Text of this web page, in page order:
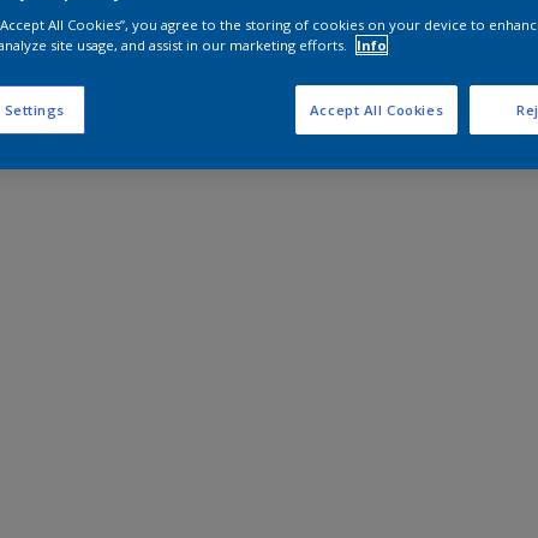
All Cookies”, you agree to the storing of cookies on your device to
site usage, and assist in our marketing efforts.
Info
Settings Accept All Cookies